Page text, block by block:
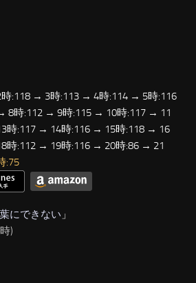
:118 → 3時:113 → 4時:114 → 5時:116
8時:112 → 9時:115 → 10時:117 → 11
時:117 → 14時:116 → 15時:118 → 16
時:112 → 19時:116 → 20時:86 → 21
:75
にできない 」
)